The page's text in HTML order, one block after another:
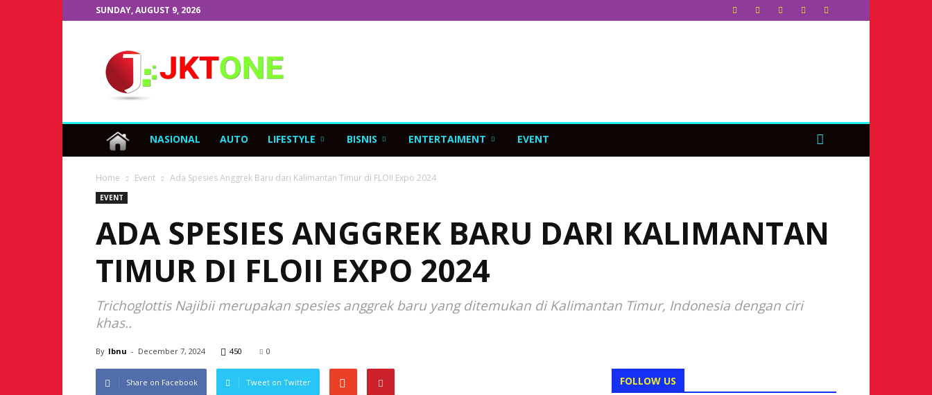
SUNDAY, AUGUST 9, 2026
NASIONAL AUTO LIFESTYLE BISNIS ENTERTAIMENT EVENT
Home Event Ada Spesies Anggrek Baru dari Kalimantan Timur di FLOII Expo 2024
EVENT
ADA SPESIES ANGGREK BARU DARI KALIMANTAN
TIMUR DI FLOII EXPO 2024
Trichoglottis Najibii merupakan spesies anggrek baru yang ditemukan di Kalimantan Timur, Indonesia dengan ciri
khas..
By Ibnu - December 7, 2024 450 0
Share on Facebook Tweet on Twitter FOLLOW US